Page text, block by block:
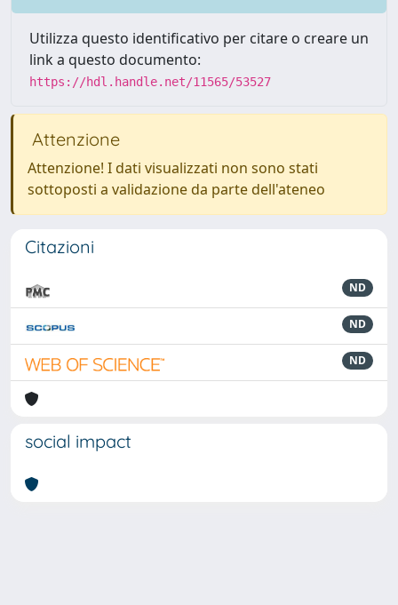
Utilizza questo identificativo per citare o creare un
link a questo documento:
https://hdl.handle.net/11565/53527
Attenzione
Attenzione! I dati visualizzati non sono stati
sottoposti a validazione da parte dell'ateneo
Citazioni
ND
ND
ND
social impact